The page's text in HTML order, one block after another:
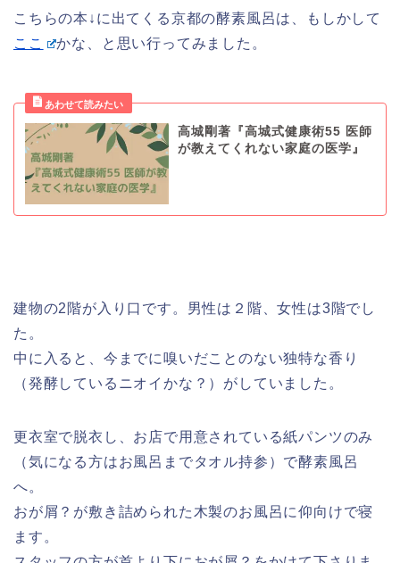
こちらの本↓に出てくる京都の酵素風呂は、もしかして
ここ
かな、と思い行ってみました。
高城剛著『高城式健康術55 医師
が教えてくれない家庭の医学』
建物の2階が入り口です。男性は２階、女性は3階でし
た。
中に入ると、今までに嗅いだことのない独特な香り
（発酵しているニオイかな？）がしていました。
更衣室で脱衣し、お店で用意されている紙パンツのみ
（気になる方はお風呂までタオル持参）で酵素風呂
へ。
おが屑？が敷き詰められた木製のお風呂に仰向けで寝
ます。